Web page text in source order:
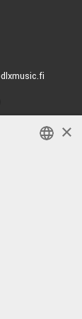
kpl
×